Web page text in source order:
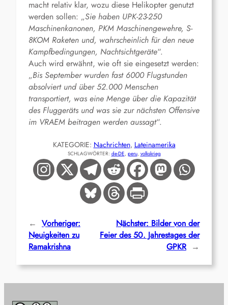
macht relativ klar, wozu diese Helikopter genutzt
werden sollen: „Sie haben UPK-23-250
Maschinenkanonen, PKM Maschinengewehre, S-
8KOM Raketen und, wahrscheinlich für den neue
Kampfbedingungen, Nachtsichtgeräte“.
Auch wird erwähnt, wie oft sie eingesetzt werden:
„Bis September wurden fast 6000 Flugstunden
absolviert und über 52.000 Menschen
transportiert, was eine Menge über die Kapazität
des Fluggeräts und was sie zur nächsten Offensive
im VRAEM beitragen werden aussagt“.
KATEGORIE: Nachrichten, Lateinamerika
SCHLAGWÖRTER: de-DE, peru, volkskrieg
← Vorheriger:
Neuigkeiten zu
Ramakrishna
Nächster: Bilder von der
Feier des 50. Jahrestages der
GPKR →